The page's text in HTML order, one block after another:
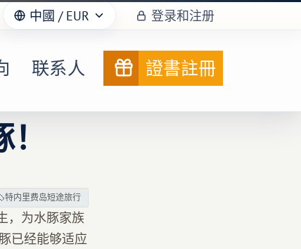
中國 / EUR 登录和注册
联系人 證書註冊
特内里费岛短途旅行
，为水豚家族
已经能够适应